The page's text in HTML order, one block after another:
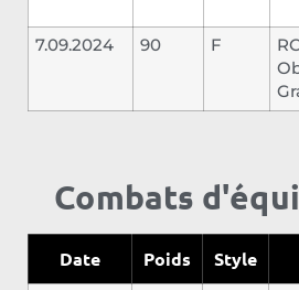
7.09.2024
90 F
RC
Combats
Date Poids Style